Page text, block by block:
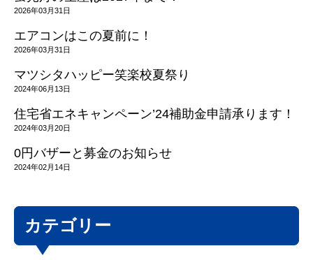
2026年03月31日
エアコンはこの夏前に！
2026年03月31日
マツシタハッピー笑楽校夏祭り
2024年06月13日
住宅省エネキャンペーン’24補助金申請承ります！
2024年03月20日
0円バザーと募金のお知らせ
2024年02月14日
カテゴリー